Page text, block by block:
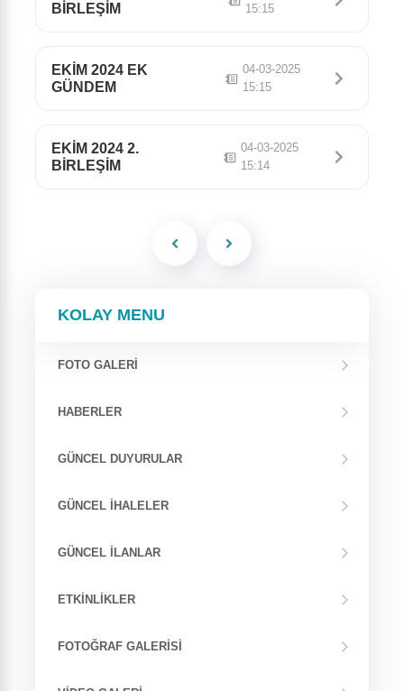
KOLAY MENU
FOTO GALERİ
HABERLER
GÜNCEL DUYURULAR
GÜNCEL İHALELER
GÜNCEL İLANLAR
ETKINLIKLER
FOTOĞRAF GALERISI
BİRLEŞİM
15:15
EKİM 2024 EK
GÜNDEM
04-03-2025
15:15
EKİM 2024 2.
BİRLEŞİM
04-03-2025
15:14